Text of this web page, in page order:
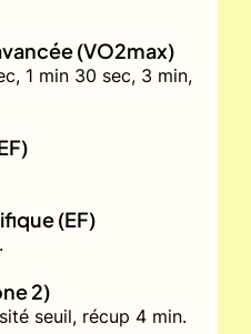
(VO2max)
1 min 30 sec, 3 min,
(EF)
2)
seuil, récup 4 min.